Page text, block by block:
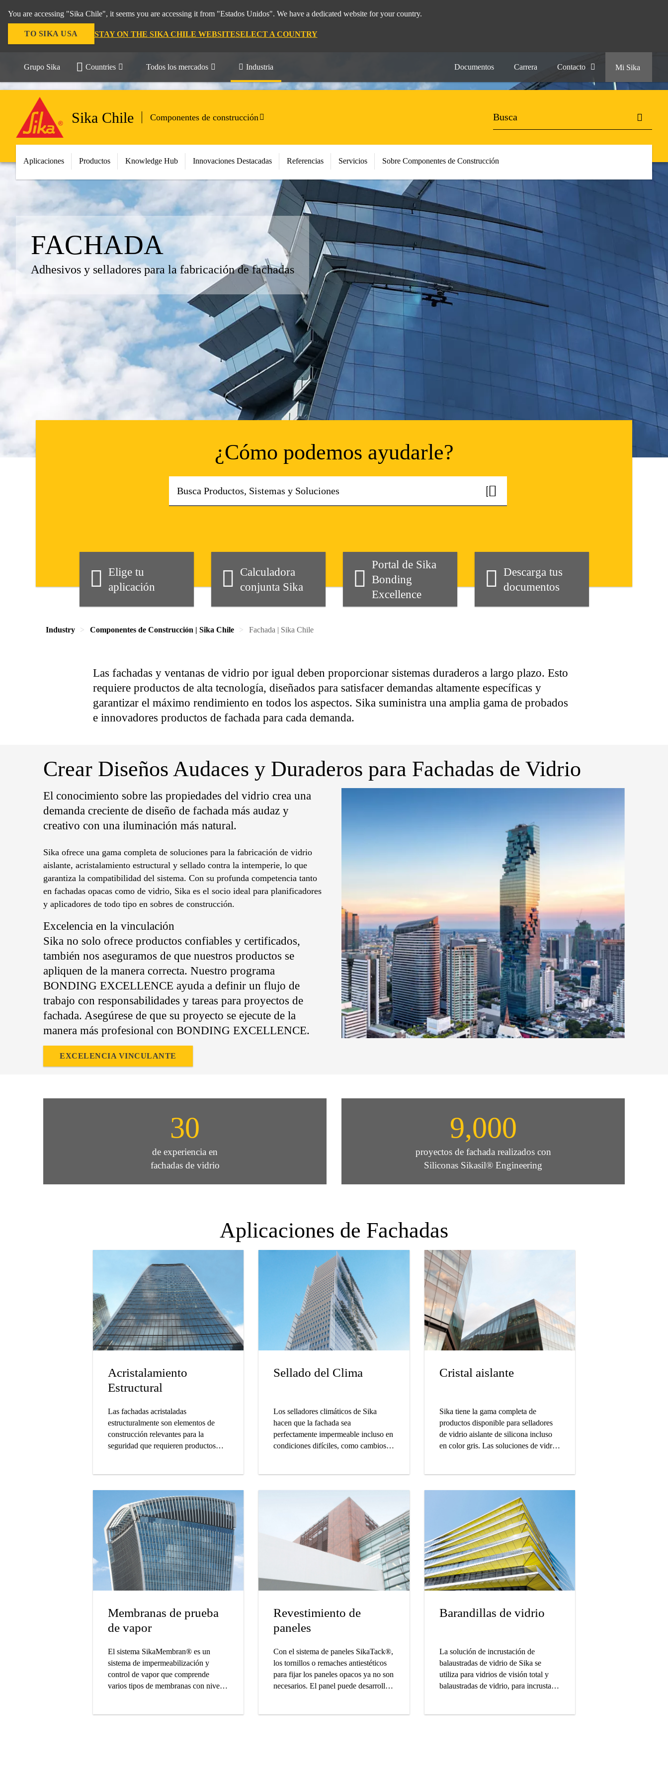
You are accessing "Sika Chile", it seems you are accessing it from "Estados Unidos". We have a dedicated website for your country.
TO SIKA USA STAY ON THE SIKA CHILE WEBSITESELECT A COUNTRY
Grupo Sika Countries Todos los mercados Industria Documentos Carrera Contacto Mi Sika
Sika Chile Componentes de construcción
Aplicaciones Productos Knowledge Hub Innovaciones Destacadas Referencias Servicios Sobre Componentes de Construcción
FACHADA
Adhesivos y selladores para la fabricación de fachadas
¿Cómo podemos ayudarle?
Elige tu
aplicación
Calculadora
conjunta Sika
Portal de Sika
Bonding
Excellence
Descarga tus
documentos
Industry Componentes de Construcción | Sika Chile Fachada | Sika Chile
Las fachadas y ventanas de vidrio por igual deben proporcionar sistemas duraderos a largo plazo. Esto
requiere productos de alta tecnología, diseñados para satisfacer demandas altamente específicas y
garantizar el máximo rendimiento en todos los aspectos. Sika suministra una amplia gama de probados
e innovadores productos de fachada para cada demanda.
Crear Diseños Audaces y Duraderos para Fachadas de Vidrio
El conocimiento sobre las propiedades del vidrio crea una
demanda creciente de diseño de fachada más audaz y
creativo con una iluminación más natural.
Sika ofrece una gama completa de soluciones para la fabricación de vidrio
aislante, acristalamiento estructural y sellado contra la intemperie, lo que
garantiza la compatibilidad del sistema. Con su profunda competencia tanto
en fachadas opacas como de vidrio, Sika es el socio ideal para planificadores
y aplicadores de todo tipo en sobres de construcción.
Excelencia en la vinculación
Sika no solo ofrece productos confiables y certificados,
también nos aseguramos de que nuestros productos se
apliquen de la manera correcta. Nuestro programa
BONDING EXCELLENCE ayuda a definir un flujo de
trabajo con responsabilidades y tareas para proyectos de
fachada. Asegúrese de que su proyecto se ejecute de la
manera más profesional con BONDING EXCELLENCE.
EXCELENCIA VINCULANTE
30
de experiencia en
fachadas de vidrio
9,000
proyectos de fachada realizados con
Siliconas Sikasil® Engineering
Aplicaciones de Fachadas
Acristalamiento
Estructural
Las fachadas acristaladas
estructuralmente son elementos de
construcción relevantes para la
seguridad que requieren productos
Sellado del Clima
Los selladores climáticos de Sika
hacen que la fachada sea
perfectamente impermeable incluso en
condiciones difíciles, como cambios
Los selladores climáticos de Sika
están disponibles en una gran variedad
Cristal aislante
Sika tiene la gama completa de
productos disponible para selladores
de vidrio aislante de silicona incluso
en color gris. Las soluciones de vidrio
Membranas de prueba
de vapor
El sistema SikaMembran® es un
sistema de impermeabilización y
control de vapor que comprende
varios tipos de membranas con niveles
Revestimiento de
paneles
Con el sistema de paneles SikaTack®,
los tornillos o remaches antiestéticos
para fijar los paneles opacos ya no son
necesarios. El panel puede desarrollar
Barandillas de vidrio
La solución de incrustación de
balaustradas de vidrio de Sika se
utiliza para vidrios de visión total y
balaustradas de vidrio, para incrustar